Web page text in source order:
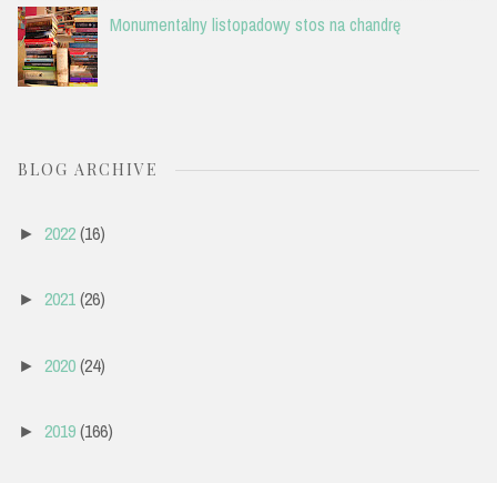
Monumentalny listopadowy stos na chandrę
BLOG ARCHIVE
► 2022(16)
► 2021(26)
► 2020(24)
► 2019(166)